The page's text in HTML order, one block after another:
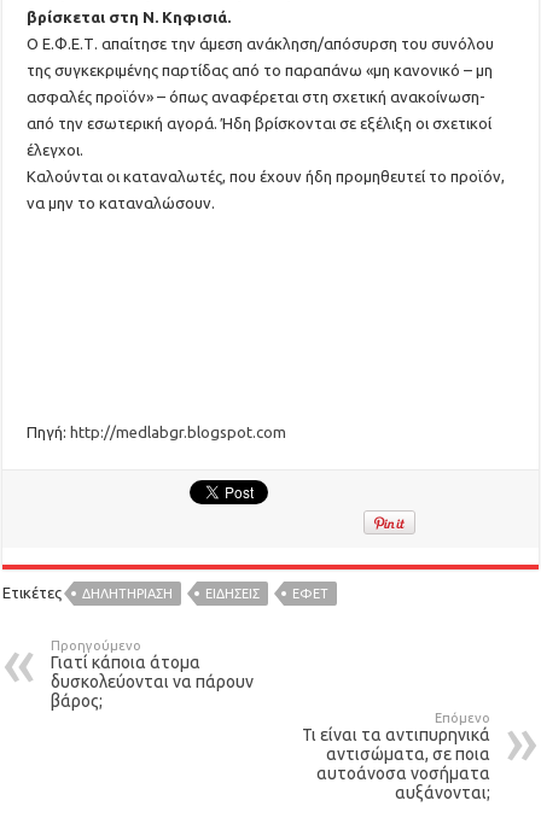
βρίσκεται στη Ν. Κηφισιά.
Ο Ε.Φ.Ε.Τ. απαίτησε την άμεση ανάκληση/απόσυρση του συνόλου
της συγκεκριμένης παρτίδας από το παραπάνω «μη κανονικό – μη
ασφαλές προϊόν» – όπως αναφέρεται στη σχετική ανακοίνωση-
από την εσωτερική αγορά. Ήδη βρίσκονται σε εξέλιξη οι σχετικοί
έλεγχοι.
Καλούνται οι καταναλωτές, που έχουν ήδη προμηθευτεί το προϊόν,
να μην το καταναλώσουν.
Πηγή:http://medlabgr.blogspot.com
Ετικέτες ΔΗΛΗΤΗΡΙΑΣΗ ΕΙΔΉΣΕΙΣ ΕΦΕΤ
Προηγούμενο
Γιατί κάποια άτομα
δυσκολεύονται να πάρουν
βάρος;
Επόμενο
Τι είναι τα αντιπυρηνικά
αντισώματα, σε ποια
αυτοάνοσα νοσήματα
αυξάνονται;